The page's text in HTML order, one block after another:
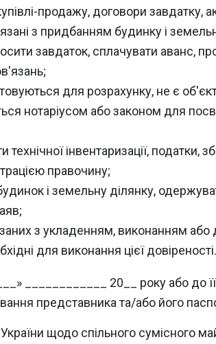
продажу, договори завдатку,
з придбанням будинку і
завдаток, сплачувати аванс,
для розрахунку, не є
нотаріусом або законом для
інвентаризації, податки,
правочину;
і земельну ділянку,
з укладенням, виконанням
для виконання цієї довіреності.
____________ 20__ року або до
представника та/або його
щодо спільного сумісного